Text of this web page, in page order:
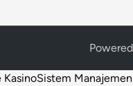
KasinoSistem